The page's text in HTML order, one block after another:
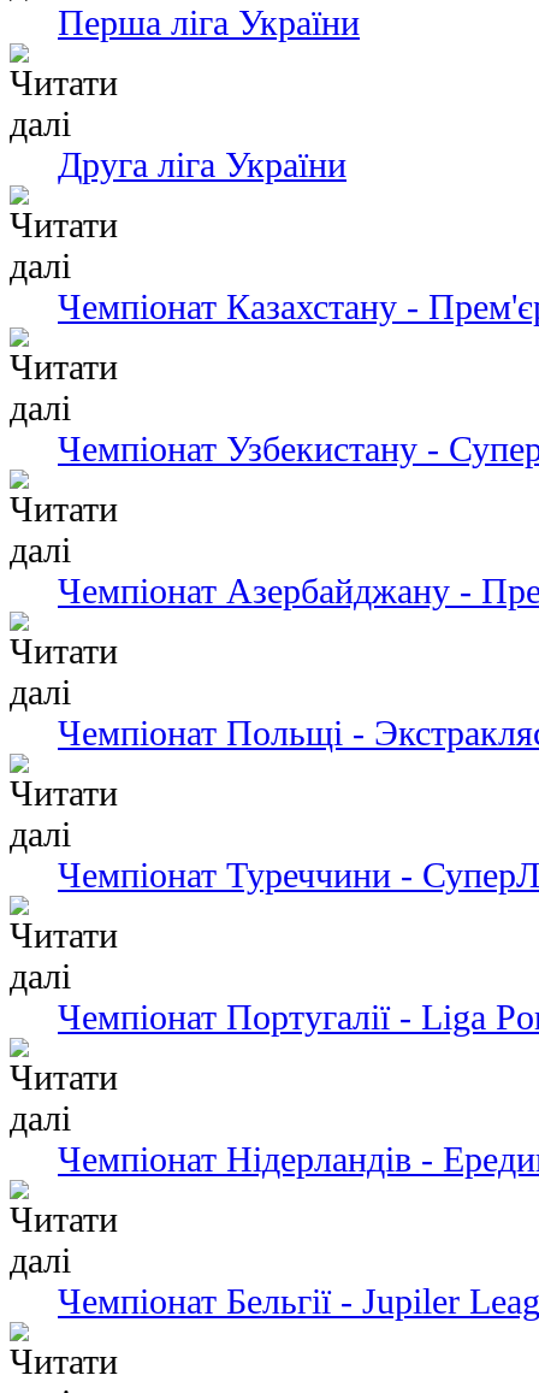
Перша ліга України
Друга ліга України
Чемпіонат Казахстану -
Чемпіонат Узбекистану -
Чемпіонат Азербайджану -
Чемпіонат Польщі -
Чемпіонат Туреччини -
Чемпіонат Португалії - Liga
Чемпіонат Нідерландів -
Чемпіонат Бельгії - Jupiler